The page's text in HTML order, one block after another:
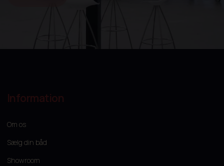
Information
Om os
Sælg din båd
Showroom